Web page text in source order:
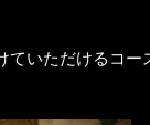
いただけるコ